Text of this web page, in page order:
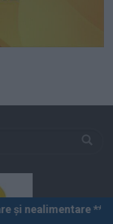
*** Vânzări angro